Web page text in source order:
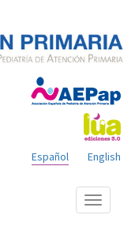
English
Español
Mostrar
menú